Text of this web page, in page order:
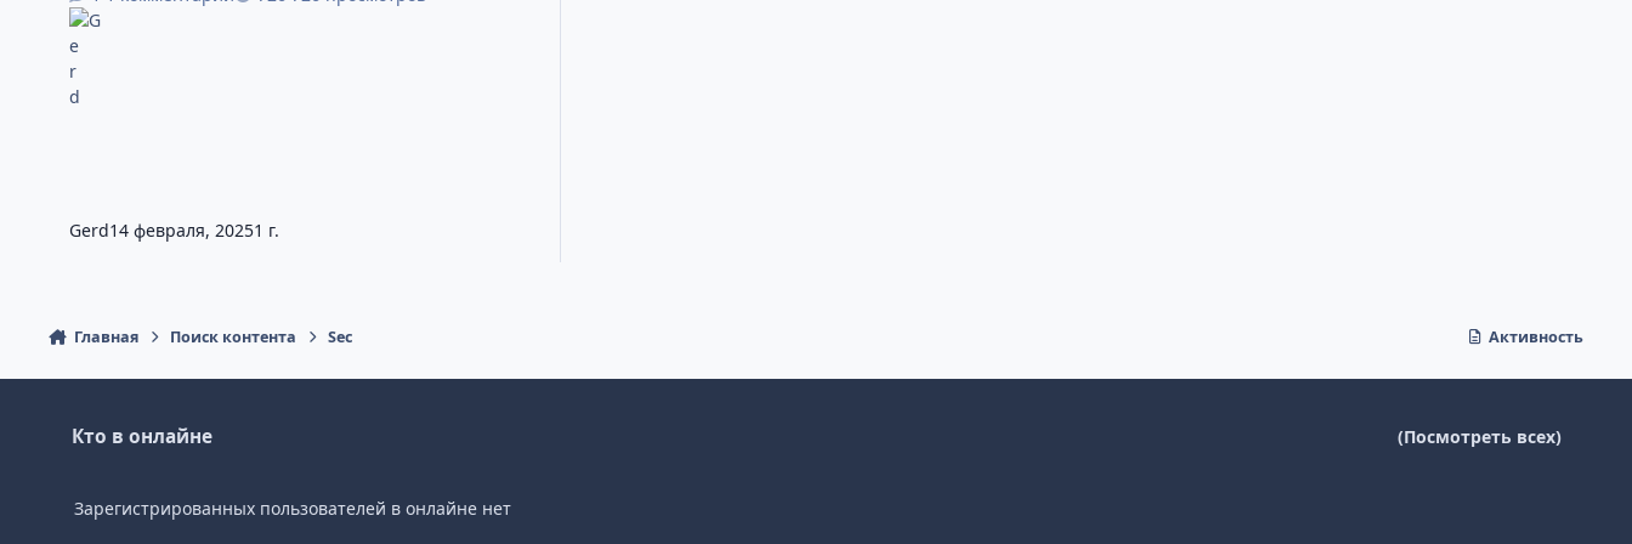
Gerd14 февраля, 20251 г.
Главная Поиск контента Sec Активность
Кто в онлайне (Посмотреть всех)
Зарегистрированных пользователей в онлайне нет